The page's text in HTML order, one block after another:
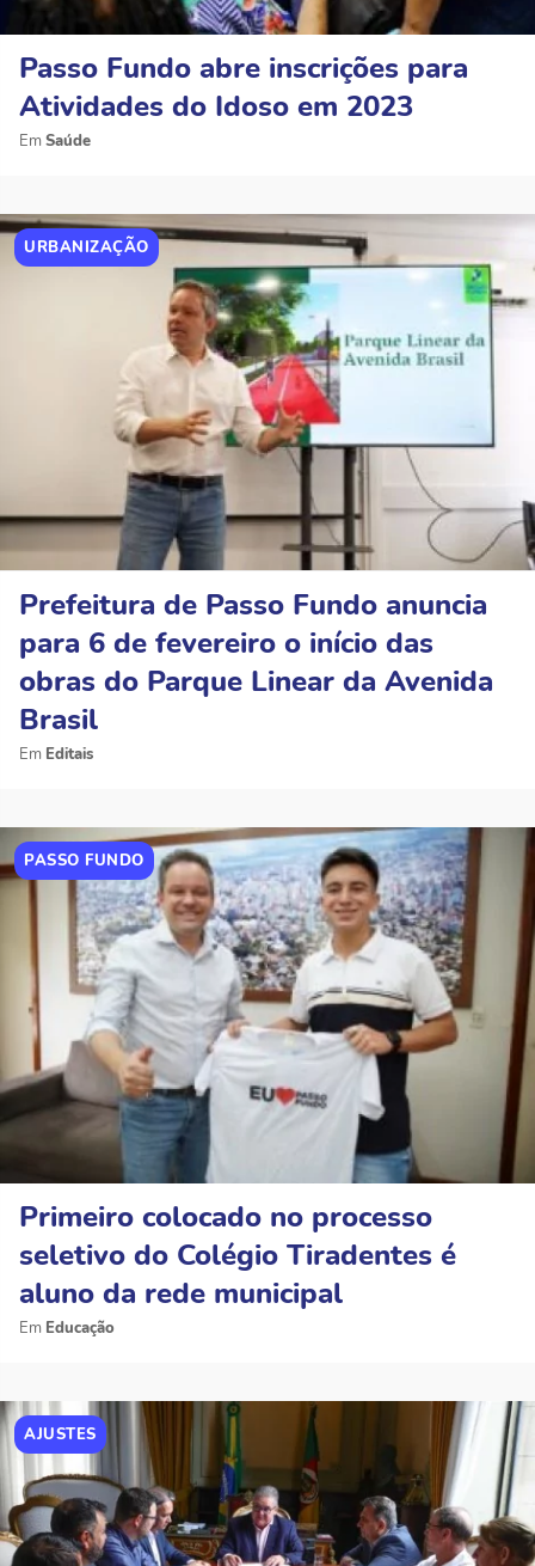
Passo Fundo abre inscrições para
Atividades do Idoso em 2023
Saúde
URBANIZAÇÃO
Prefeitura de Passo Fundo anuncia
para 6 de fevereiro o início das
obras do Parque Linear da Avenida
Brasil
Editais
PASSO FUNDO
Primeiro colocado no processo
seletivo do Colégio Tiradentes é
aluno da rede municipal
Educação
AJUSTES